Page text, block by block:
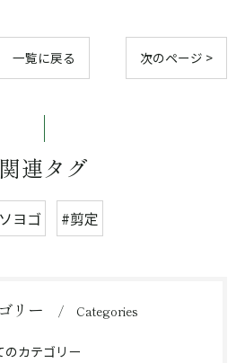
一覧に戻る 次のページ >
関連タグ
ヨゴ #剪定
リー Categories
のカテゴリー